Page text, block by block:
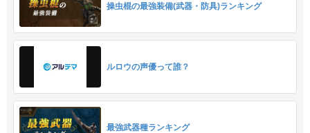
操虫棍の最強装備(武器・防具)ランキング
ルロウの声優って誰？
最強武器種ランキング